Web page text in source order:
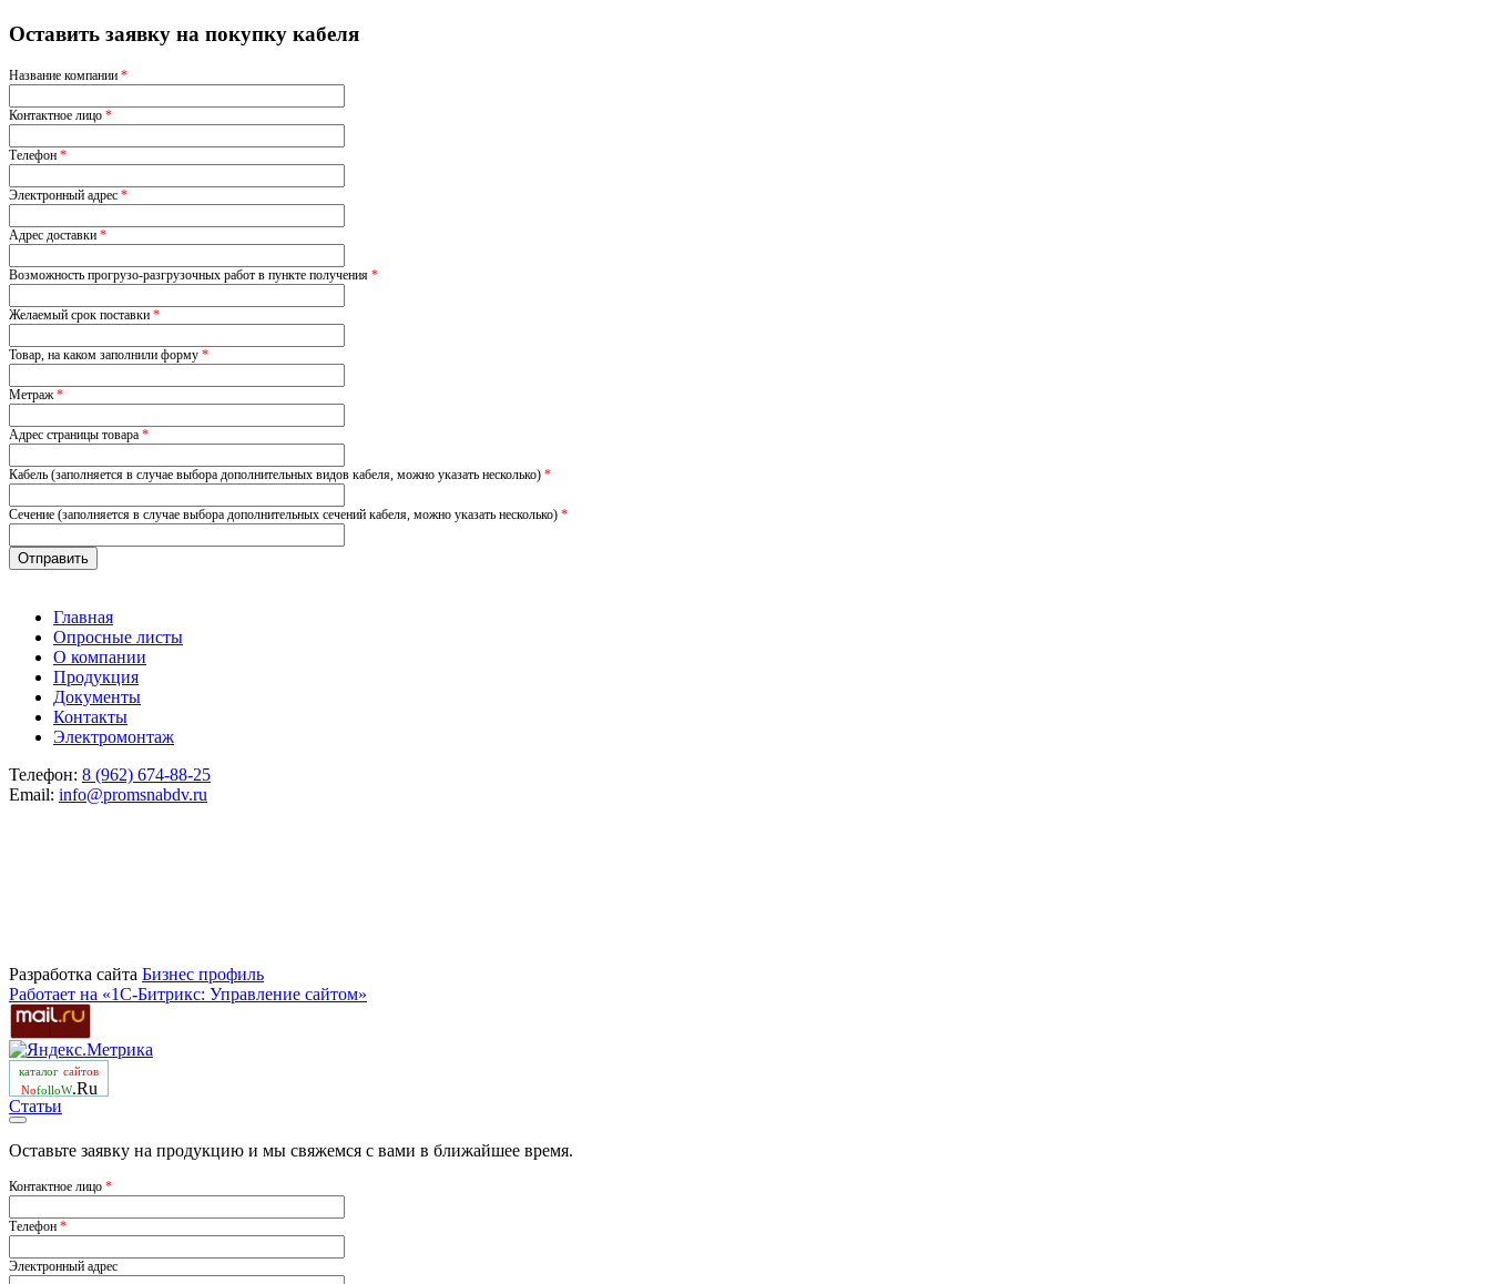
Оставить заявку на покупку кабеля
Название компании *
Контактное лицо *
Телефон *
Электронный адрес *
Адрес доставки *
Возможность прогрузо-разгрузочных работ в пункте получения *
Желаемый срок поставки *
Товар, на каком заполнили форму *
Метраж*
Адрес страницы товара *
Кабель (заполняется в случае выбора дополнительных видов кабеля, можно указать несколько) *
Сечение (заполняется в случае выбора дополнительных сечений кабеля, можно указать несколько) *
Главная
Опросные листы
О компании
Продукция
Документы
Контакты
Электромонтаж
Телефон: 8 (962) 674-88-25
Email: info@promsnabdv.ru
Разработка сайта Бизнеc профиль
Работает на «1С-Битрикс: Управление сайтом»
каталог сайтов
NofolloW.Ru
Статьи
Оставьте заявку на продукцию и мы свяжемся с вами в ближайшее время.
Контактное лицо *
Телефон *
Электронный адрес